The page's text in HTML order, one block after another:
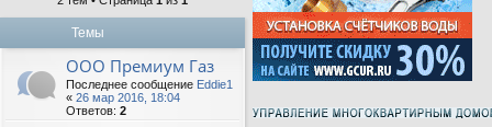
Темы
ООО Премиум Газ
Последнее сообщение Eddie1
« 26 мар 2016, 18:04
Ответов: 2